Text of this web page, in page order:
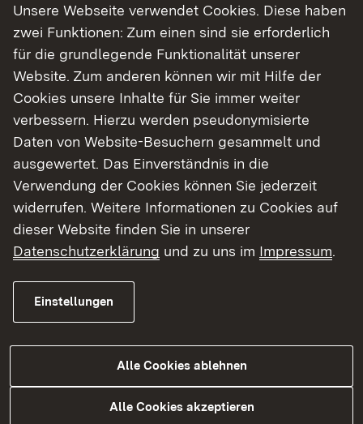
entstehen. Lesen Sie hier weiter...
Externer Link:
Informationen des Ministeriums für Umwelt,
Klima und Energiewirtschaft
Die Regierungspräsidien sind zuständig für
Zulassungsverfahren für regional bedeutsame
Vorhaben wie z. B. Wasserkraftanlagen mit mehr
als 1.000 kW (1 MW) Leistung.
Fördergrundsätze "Kleine Wasserkraft"
Wassergesetz für Baden-Württemberg
Unsere Webseite verwendet Cookies. Diese haben
zwei Funktionen: Zum einen sind sie erforderlich
für die grundlegende Funktionalität unserer
Website. Zum anderen können wir mit Hilfe der
Cookies unsere Inhalte für Sie immer weiter
verbessern. Hierzu werden pseudonymisierte
Daten von Website-Besuchern gesammelt und
ausgewertet. Das Einverständnis in die
Verwendung der Cookies können Sie jederzeit
widerrufen. Weitere Informationen zu Cookies auf
dieser Website finden Sie in unserer
Datenschutzerklärung und zu uns im Impressum.
Einstellungen
Alle Cookies ablehnen
Alle Cookies akzeptieren